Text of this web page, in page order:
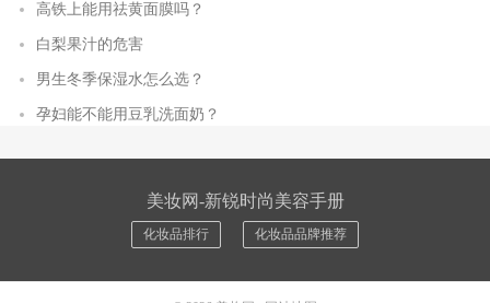
高铁上能用祛黄面膜吗？
白梨果汁的危害
男生冬季保湿水怎么选？
孕妇能不能用豆乳洗面奶？
美妆网-新锐时尚美容手册
化妆品排行 化妆品品牌推荐